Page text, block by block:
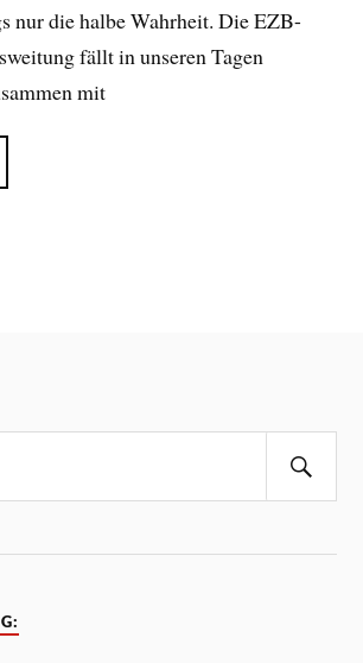
nur die halbe Wahrheit. Die EZB-
fällt in unseren Tagen
mit